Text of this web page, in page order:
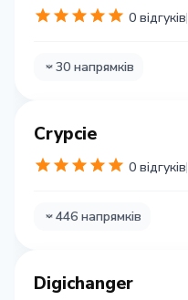
0 відгуків
30 напрямків
Crypcie
0 відгуків
446 напрямків
Digichanger